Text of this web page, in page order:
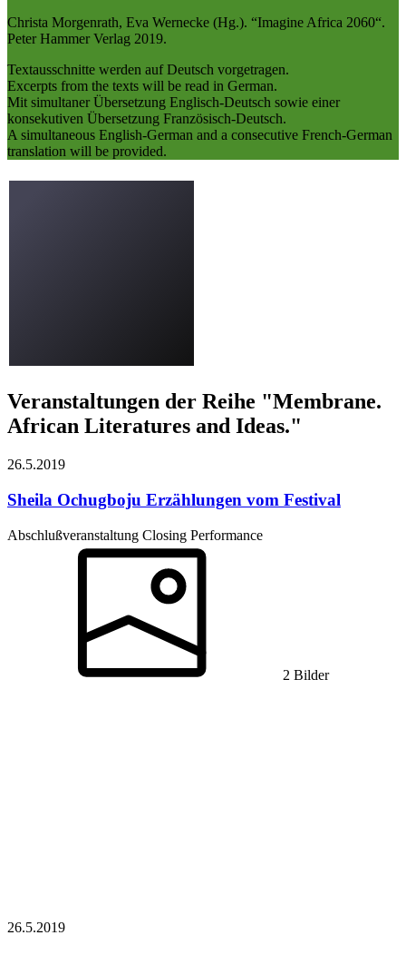
Christa Morgenrath, Eva Wernecke (Hg.). “Imagine Africa 2060“.
Peter Hammer Verlag 2019.
Textausschnitte werden auf Deutsch vorgetragen.
Excerpts from the texts will be read in German.
Mit simultaner Übersetzung Englisch-Deutsch sowie einer
konsekutiven Übersetzung Französisch-Deutsch.
A simultaneous English-German and a consecutive French-German
translation will be provided.
Veranstaltungen der Reihe "Membrane.
African Literatures and Ideas."
26.5.2019
Sheila Ochugboju Erzählungen vom Festival
Abschlußveranstaltung Closing Performance
2 Bilder
26.5.2019